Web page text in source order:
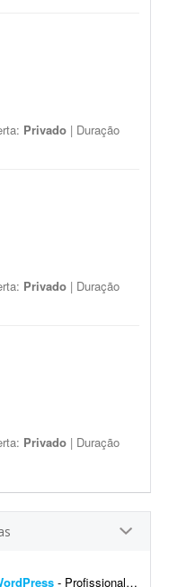
Privado | Duração
Privado | Duração
Privado | Duração
- Profissional para realizar manutenção, configuração de automações, melhoria visual e atualização de site de notícias em WordPress. At...